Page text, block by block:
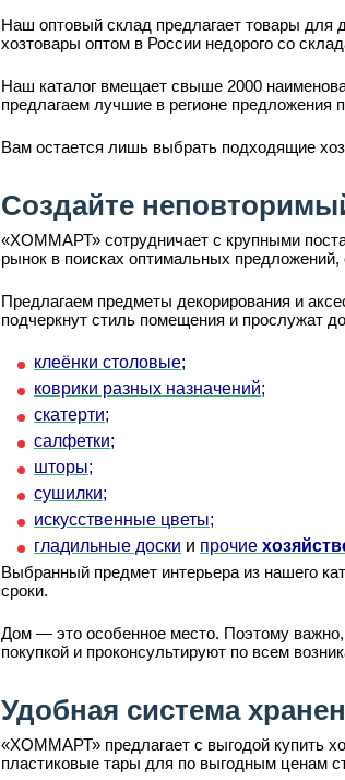
Наш оптовый склад предлагает товары для
хозтовары оптом в России недорого со
Наш каталог вмещает свыше 2000
предлагаем лучшие в регионе предложения
Вам остается лишь выбрать подходящие
Создайте
«ХОММАРТ» сотрудничает с крупными
рынок в поисках оптимальных
Предлагаем предметы декорирования и
подчеркнут стиль помещения и прослужат
клеёнки столовые;
коврики разных назначений;
скатерти;
салфетки;
шторы;
сушилки;
искусственные цветы;
гладильные доски и прочие
Выбранный предмет интерьера из нашего
сроки.
Дом — это особенное место. Поэтому
покупкой и проконсультируют по всем
Удобная система
«ХОММАРТ» предлагает с выгодой купить
пластиковые тары для по выгодным ценам